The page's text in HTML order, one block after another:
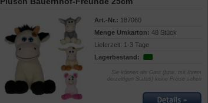
Art.-Nr.: 187060
Menge Umkarton: 48 Stück
Lieferzeit: 1-3 Tage
Lagerbestand:
Sie können als Gast (bzw. mit Ihrem
derzeitigen Status) keine Preise sehen